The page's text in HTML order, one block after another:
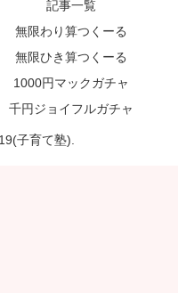
記事一覧
無限わり算つくーる
無限ひき算つくーる
1000円マックガチャ
千円ジョイフルガチャ
子育て塾).